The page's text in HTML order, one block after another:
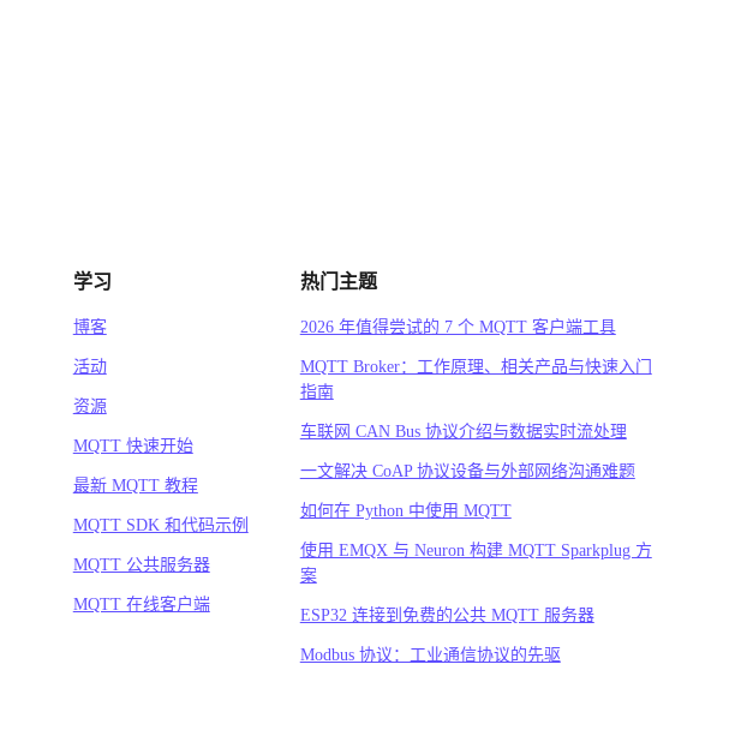
学习
博客
活动
资源
MQTT 快速开始
最新 MQTT 教程
MQTT SDK 和代码示例
MQTT 公共服务器
MQTT 在线客户端
热门主题
2026 年值得尝试的 7 个 MQTT 客户端工具
MQTT Broker：工作原理、相关产品与快速入门
指南
车联网 CAN Bus 协议介绍与数据实时流处理
一文解决 CoAP 协议设备与外部网络沟通难题
如何在 Python 中使用 MQTT
使用 EMQX 与 Neuron 构建 MQTT Sparkplug 方
案
ESP32 连接到免费的公共 MQTT 服务器
Modbus 协议：工业通信协议的先驱